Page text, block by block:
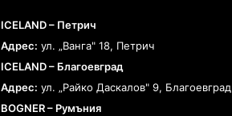
ICELAND – Петрич
Адрес: ул. „Ванга" 18, Петрич
ICELAND – Благоевград
Адрес: ул. „Райко Даскалов" 9, Благоевград
BOGNER – Румъния